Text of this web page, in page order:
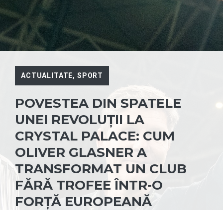
ACTUALITATE, SPORT
POVESTEA DIN SPATELE
UNEI REVOLUȚII LA
CRYSTAL PALACE: CUM
OLIVER GLASNER A
TRANSFORMAT UN CLUB
FĂRĂ TROFEE ÎNTR-O
FORȚĂ EUROPEANĂ